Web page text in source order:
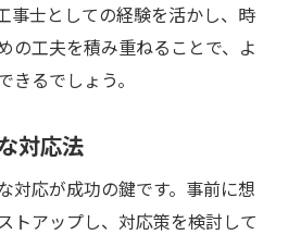
事士としての経験を活かし、時
の工夫を積み重ねることで、よ
きるでしょう。
対応法
対応が成功の鍵です。事前に想
トアップし、対応策を検討して